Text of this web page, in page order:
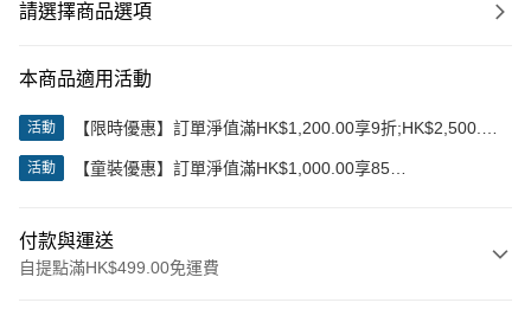
請選擇商品選項
本商品適用活動
活動
【限時優惠】訂單淨值滿HK$1,200.00享9折;HK$2,500.00
活動
【童裝優惠】訂單淨值滿HK$1,000.00享85
付款與運送
自提點滿HK$499.00免運費